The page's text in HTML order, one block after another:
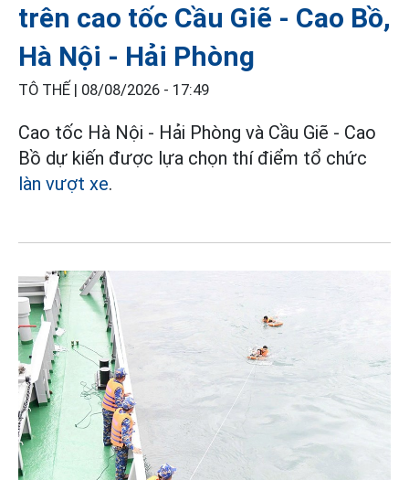
trên cao tốc Cầu Giẽ - Cao Bồ,
Hà Nội - Hải Phòng
TÔ THẾ | 08/08/2026 - 17:49
Cao tốc Hà Nội - Hải Phòng và Cầu Giẽ - Cao
Bồ dự kiến được lựa chọn thí điểm tổ chức
làn vượt xe.